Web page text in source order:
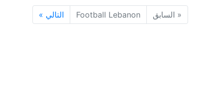
« السابق Football Lebanon التالي »